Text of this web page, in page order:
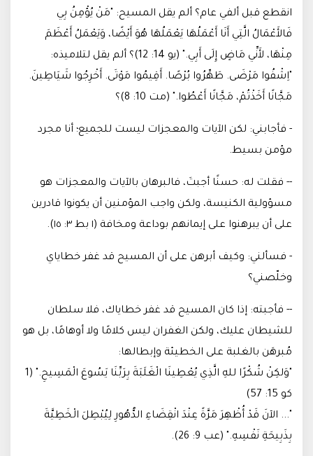
انقطع قبل ألفي عام؟ ألم يقل المسيح: "مَنْ يُؤْمِنُ بِي
فَالأَعْمَالُ الَّتِي أَنَا أَعْمَلُهَا يَعْمَلُهَا هُوَ أَيْضًا، وَيَعْمَلُ أَعْظَمَ
مِنْهَا، لأَنِّي مَاضٍ إِلَى أَبِي." (يو 14: 12)؟ ألم يقل لتلاميذه:
"اِشْفُوا مَرْضَى. طَهِّرُوا بُرْصًا. أَقِيمُوا مَوْتَى. أَخْرِجُوا شَيَاطِينَ.
مَجَّانًا أَخَذْتُمْ، مَجَّانًا أَعْطُوا." (مت 10: 8)؟
- فأجابني: لكن الآيات والمعجزات ليست للجميع؛ أنا مجرد
مؤمن بسيط.
-- فقلت له: حسنًا أجبتَ، فالبرهان بالآيات والمعجزات هو
مسؤولية الكنيسة، ولكن واجب المؤمنين أن يكونوا قادرين
على أن يبرهنوا على إيمانهم بوداعة ومخافة (١ بط ٣: ١٥)
.
- فسألني: وكيف أبرهن على أن المسيح قد غفر خطاياي
وخلّصني؟
-- فأجبته: إذا كان المسيح قد غفر خطاياك، فلا سلطان
للشيطان عليك، ولكن الغفران ليس كلامًا ولا أوهامًا، بل هو
مُبرهَن بالغلبة على الخطيئة وإبطالها:
"وَلكِنْ شُكْرًا للهِ الَّذِي يُعْطِينَا الْغَلَبَةَ بِرَبِّنَا يَسُوعَ الْمَسِيحِ." (1
كو 15: 57)
"... الآنَ قَدْ أُظْهِرَ مَرَّةً عِنْدَ انْقِضَاءِ الدُّهُورِ لِيُبْطِلَ الْخَطِيَّةَ
بِذَبِيحَةِ نَفْسِهِ." (عب 9: 26).